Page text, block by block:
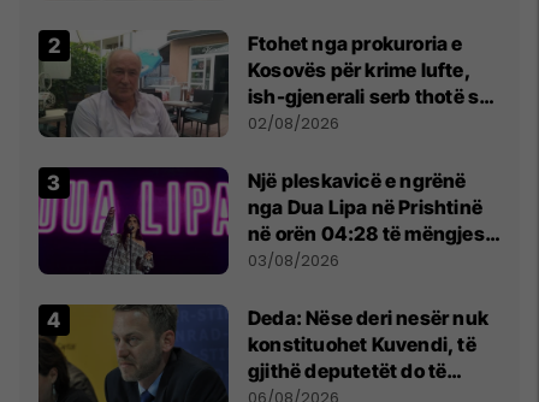
Ftohet nga prokuroria e
Kosovës për krime lufte,
ish-gjenerali serb thotë se
dikush e tradhtoi në
02/08/2026
Një pleskavicë e ngrënë
nga Dua Lipa në Prishtinë
në orën 04:28 të mëngjesit
- dhe bota digjitale serbe
03/08/2026
Deda: Nëse deri nesër nuk
konstituohet Kuvendi, të
gjithë deputetët do të